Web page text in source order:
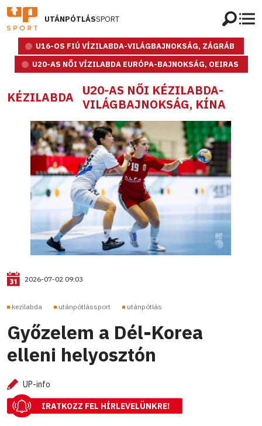
UTÁNPÓTLÁSSPORT
U16-OS FIÚ VÍZILABDA-VILÁGBAJNOKSÁG, ZÁGRÁB
U20-AS NŐI VÍZILABDA EURÓPA-BAJNOKSÁG, OEIRAS
KÉZILABDA U20-AS NŐI KÉZILABDA-
VILÁGBAJNOKSÁG, KÍNA
2026-07-02 09:03
kezilabda utánpótlássport utánpótlás
Győzelem a Dél-Korea
elleni helyosztón
UP-info
IRATKOZZ FEL HÍRLEVELÜNKRE!